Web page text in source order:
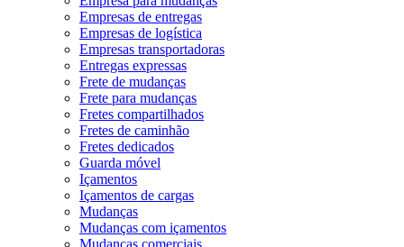
Empresas de entregas
Empresas de logística
Empresas transportadoras
Entregas expressas
Frete de mudanças
Frete para mudanças
Fretes compartilhados
Fretes de caminhão
Fretes dedicados
Guarda móvel
Içamentos
Içamentos de cargas
Mudanças
Mudanças com içamentos
Mudanças comerciais